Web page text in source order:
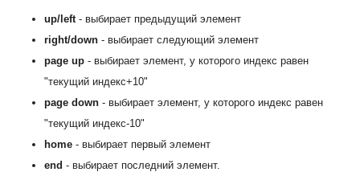
up/left - выбирает предыдущий элемент
right/down - выбирает следующий элемент
page up - выбирает элемент, у которого индекс равен
"текущий индекс+10"
page down - выбирает элемент, у которого индекс равен
"текущий индекс-10"
home - выбирает первый элемент
end - выбирает последний элемент.